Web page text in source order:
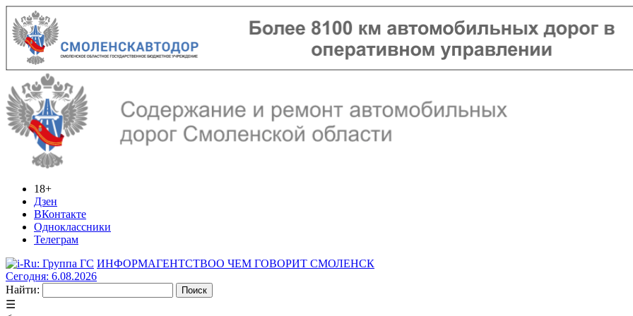
18+
Дзен
ВКонтакте
Одноклассники
Телеграм
ИНФОРМАГЕНТСТВОО ЧЕМ ГОВОРИТ СМОЛЕНСК
Сегодня: 6.08.2026
Найти:
☰